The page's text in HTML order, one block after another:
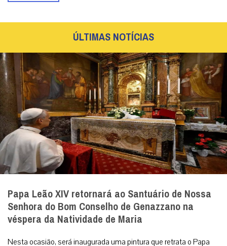
ÚLTIMAS NOTÍCIAS
Papa Leão XIV retornará ao Santuário de Nossa
Senhora do Bom Conselho de Genazzano na
véspera da Natividade de Maria
Nesta ocasião, será inaugurada uma pintura que retrata o Papa